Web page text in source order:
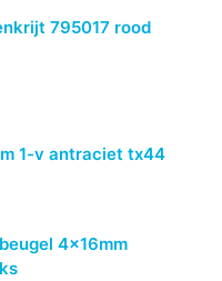
795017 rood
1-v antraciet tx44
4x16mm